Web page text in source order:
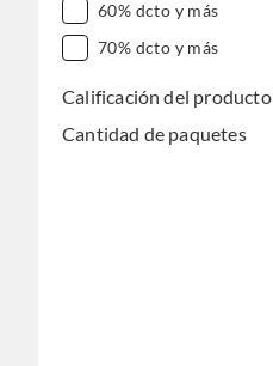
60% dcto y más
70% dcto y más
Calificación del producto
Cantidad de paquetes